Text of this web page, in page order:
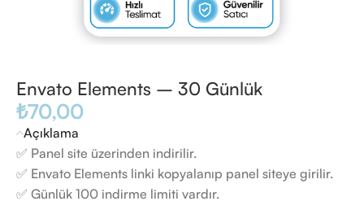
Envato Elements – 30 Günlük
₺70,00
Açıklama
✅ Panel site üzerinden indirilir.
✅ Envato Elements linki kopyalanıp panel siteye girilir.
✅ Günlük 100 indirme limiti vardır.